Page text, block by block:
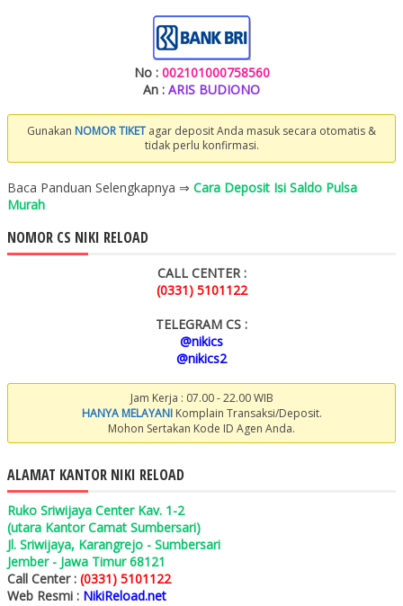
No : 002101000758560
An : ARIS BUDIONO
Gunakan NOMOR TIKET agar deposit Anda masuk secara otomatis &
tidak perlu konfirmasi.
Baca Panduan Selengkapnya ⇒ Cara Deposit Isi Saldo Pulsa
Murah
NOMOR CS NIKI RELOAD
CALL CENTER :
(0331) 5101122
TELEGRAM CS :
@nikics
@nikics2
Jam Kerja : 07.00 - 22.00 WIB
HANYA MELAYANIKomplain Transaksi/Deposit.
Mohon Sertakan Kode ID Agen Anda.
ALAMAT KANTOR NIKI RELOAD
Ruko Sriwijaya Center Kav. 1-2
(utara Kantor Camat Sumbersari)
Jl. Sriwijaya, Karangrejo - Sumbersari
Jember - Jawa Timur 68121
Call Center : (0331) 5101122
Web Resmi : NikiReload.net